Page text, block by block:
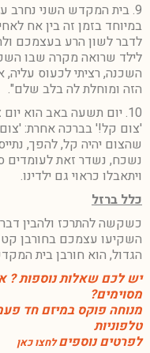
9. בית המקדש השני נחרב
במיוחד בזמן זה בין אח
לדבר לשון הרע בעצמכם
לילד שרואה מקרה שבו
השכנה, רציתי לכעוס
הזה ומוחלת לה בלב שלם".
10. יום תשעה באב הוא
'צום קל!' בברכה אחרת: 'צום
שהצום יהיה קל, להפך,
נשכח, נשדר זאת לעומדים
ויתאבלו כראוי גם ילדינו.
כלל ברזל
כשקשה להתרכז ולהבין
השקיעו עצמכם בחורבן
הגדול, הוא חורבן בית
יש לכם שאלות נוספות ?
מסוימים?
מנוחה פוקס במיזם חד
טלפוניות
לפרטים נוספים לחצו כאן